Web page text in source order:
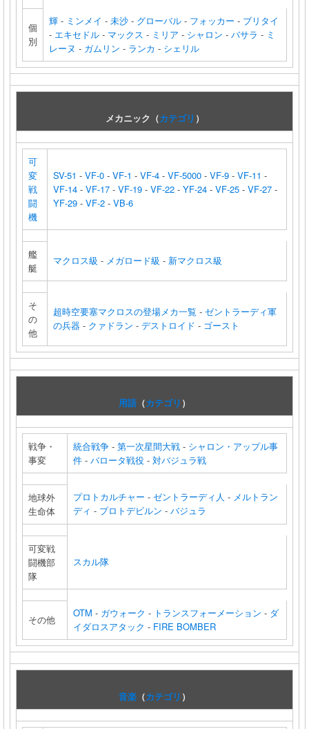
個
別
輝 - ミンメイ - 未沙 - グローバル - フォッカー - ブリタイ
- エキセドル - マックス - ミリア - シャロン - バサラ - ミ
レーヌ - ガムリン - ランカ - シェリル
メカニック（カテゴリ ）
可
変
戦
闘
機
SV-51 - VF-0 - VF-1 - VF-4 - VF-5000 - VF-9 - VF-11 -
VF-14 - VF-17 - VF-19 - VF-22 - YF-24 - VF-25 - VF-27 -
YF-29 - VF-2 - VB-6
艦
艇
マクロス級 - メガロード級 - 新マクロス級
そ
の
他
超時空要塞マクロスの登場メカ一覧 - ゼントラーディ軍
の兵器 - クァドラン - デストロイド - ゴースト
用語 （カテゴリ ）
戦争・
事変
統合戦争 - 第一次星間大戦 - シャロン・アップル事
件 - バロータ戦役 - 対バジュラ戦
地球外
生命体
プロトカルチャー - ゼントラーディ人 - メルトラン
ディ - プロトデビルン - バジュラ
可変戦
闘機部
隊
スカル隊
その他
OTM - ガウォーク - トランスフォーメーション - ダ
イダロスアタック - FIRE BOMBER
音楽 （カテゴリ ）